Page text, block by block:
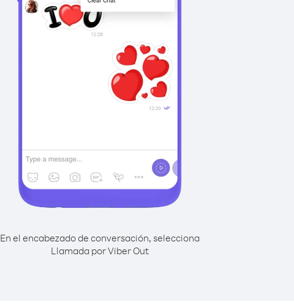
En el encabezado de conversación, selecciona
Llamada por Viber Out